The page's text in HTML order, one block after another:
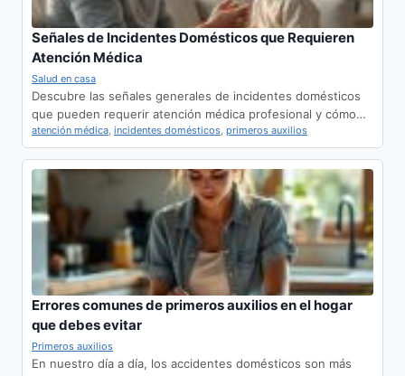
Señales de Incidentes Domésticos que Requieren
Atención Médica
Salud en casa
Descubre las señales generales de incidentes domésticos
que pueden requerir atención médica profesional y cómo…
atención médica, incidentes domésticos, primeros auxilios
Errores comunes de primeros auxilios en el hogar
que debes evitar
Primeros auxilios
En nuestro día a día, los accidentes domésticos son más